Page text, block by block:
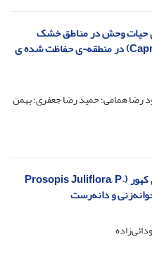
حیات وحش در مناطق خشک
(مطالعه موردی: کل و بز (Capra aegagrus) در منطقه¬ی حفاظت شده ی
رضا همامی؛ حمید رضا جعفری؛ بهمن
بررسی تأثیر تنش شوری بر سه گونه ی کهور (Prosopis Juliflora, P.